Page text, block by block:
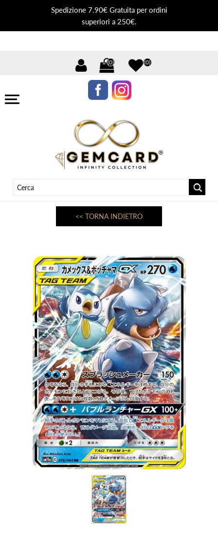
Spedizione 7.90€ Gratuita per ordini
superiori a 250€.
(0) (0)
<< TORNA INDIETRO